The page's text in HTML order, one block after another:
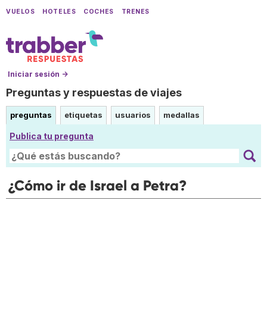
VUELOS HOTELES COCHES TRENES
Iniciar sesión →
Preguntas y respuestas de viajes
preguntas etiquetas usuarios medallas
Publica tu pregunta
¿Cómo ir de Israel a Petra?